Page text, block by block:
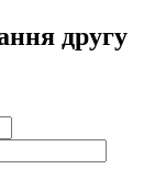
другу